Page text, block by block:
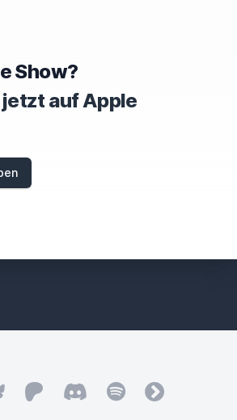
Show?
auf Apple
PatreonDiscordSpotifyfyyd